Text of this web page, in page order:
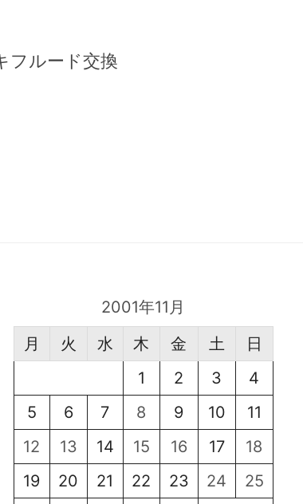
フルード交換
2001年11月
月
火 水 木 金 土
日
1
2 3
4
5
6 7 8 9 10
11
12
13 14 15 16 17
18
19
20 21 22 23 24 25